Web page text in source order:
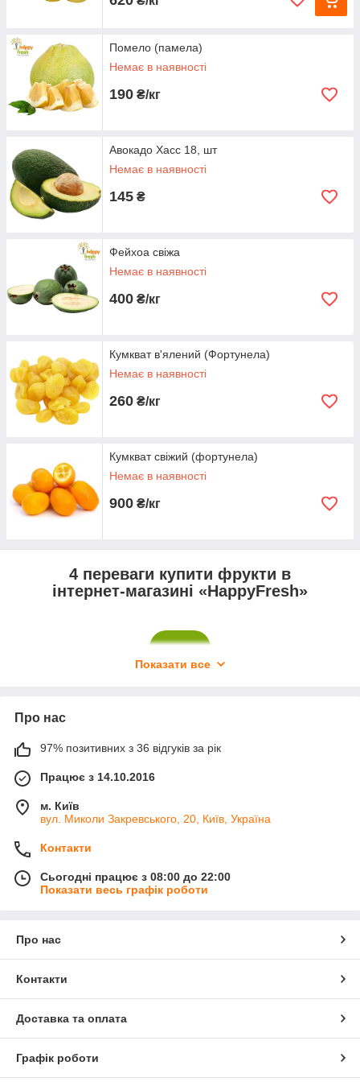
захворюванням, продовжує молодість і
нормалізує вагу.
Помело (памела)
Немає в наявності
190 ₴/кг
Авокадо Хасс 18, шт
Немає в наявності
145 ₴
Фейхоа свіжа
Немає в наявності
400 ₴/кг
Кумкват в'ялений (Фортунела)
Немає в наявності
260 ₴/кг
Кумкват свіжий (фортунела)
Немає в наявності
900 ₴/кг
4 переваги купити фрукти в
інтернет-магазині «HappyFresh»
1
фрукти, а також свіжа зелень, овочі, сухофрукти,
необхідне в одному місці.
2
Пропонуємо покупцям виключно якісну і свіжу
3
Вартість наших продуктів завжди конкурентна.
Ми завжди проводимо різноматні акції та
Показати все
Про нас
97% позитивних з 36 відгуків за рік
Працює з 14.10.2016
м. Київ
вул. Миколи Закревського, 20, Київ, Україна
Контакти
Сьогодні працює з 08:00 до 22:00
Показати весь графік роботи
Про нас
Контакти
Доставка та оплата
Графік роботи